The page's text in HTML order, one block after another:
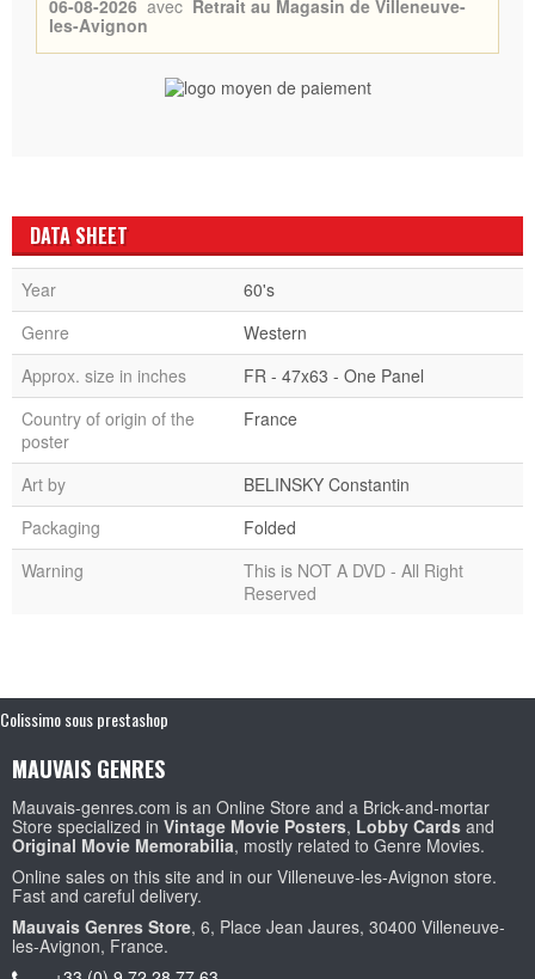
06-08-2026 avec Retrait au Magasin de Villeneuve-
les-Avignon
DATA SHEET
Year
60's
Genre
Western
Approx. size in inches
FR - 47x63 - One Panel
Country of origin of the
poster
France
Art by
BELINSKY Constantin
Packaging
Folded
Warning
This is NOT A DVD - All Right
Reserved
Colissimo sous prestashop
MAUVAIS GENRES
Mauvais-genres.com is an Online Store and a Brick-and-mortar
Store specialized in Vintage Movie Posters, Lobby Cards and
Original Movie Memorabilia, mostly related to Genre Movies.
Online sales on this site and in our Villeneuve-les-Avignon store.
Fast and careful delivery.
Mauvais Genres Store, 6, Place Jean Jaures, 30400 Villeneuve-
les-Avignon, France.